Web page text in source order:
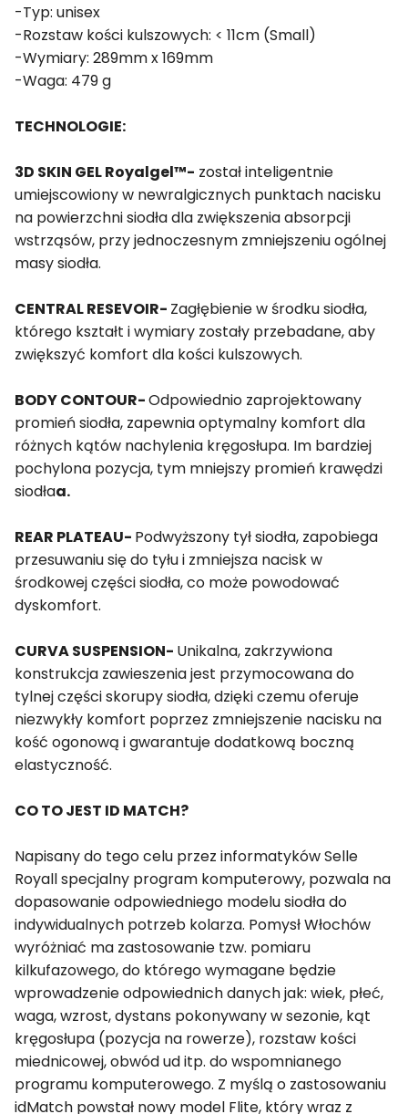
-Typ: unisex
-Rozstaw kości kulszowych: < 11cm (Small)
-Wymiary: 289mm x 169mm
-Waga: 479 g
TECHNOLOGIE:
3D SKIN GEL Royalgel™- został inteligentnie
umiejscowiony w newralgicznych punktach nacisku
na powierzchni siodła dla zwiększenia absorpcji
wstrząsów, przy jednoczesnym zmniejszeniu ogólnej
masy siodła.
CENTRAL RESEVOIR- Zagłębienie w środku siodła,
którego kształt i wymiary zostały przebadane, aby
zwiększyć komfort dla kości kulszowych.
BODY CONTOUR-Odpowiednio zaprojektowany
promień siodła, zapewnia optymalny komfort dla
różnych kątów nachylenia kręgosłupa. Im bardziej
pochylona pozycja, tym mniejszy promień krawędzi
siodłaa.
REAR PLATEAU- Podwyższony tył siodła, zapobiega
przesuwaniu się do tyłu i zmniejsza nacisk w
środkowej części siodła, co może powodować
dyskomfort.
CURVA SUSPENSION- Unikalna, zakrzywiona
konstrukcja zawieszenia jest przymocowana do
tylnej części skorupy siodła, dzięki czemu oferuje
niezwykły komfort poprzez zmniejszenie nacisku na
kość ogonową i gwarantuje dodatkową boczną
elastyczność.
CO TO JEST ID MATCH?
Napisany do tego celu przez informatyków Selle
Royall specjalny program komputerowy, pozwala na
dopasowanie odpowiedniego modelu siodła do
indywidualnych potrzeb kolarza. Pomysł Włochów
wyróżniać ma zastosowanie tzw. pomiaru
kilkufazowego, do którego wymagane będzie
wprowadzenie odpowiednich danych jak: wiek, płeć,
waga, wzrost, dystans pokonywany w sezonie, kąt
kręgosłupa (pozycja na rowerze), rozstaw kości
miednicowej, obwód ud itp. do wspomnianego
programu komputerowego. Z myślą o zastosowaniu
idMatch powstał nowy model Flite, który wraz z